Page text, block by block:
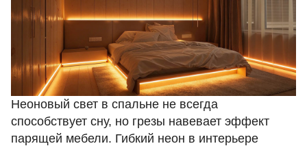
Неоновый свет в спальне не всегда
способствует сну, но грезы навевает эффект
парящей мебели. Гибкий неон в интерьере